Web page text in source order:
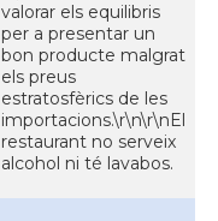
valorar els equilibris
per a presentar un
bon producte malgrat
els preus
estratosfèrics de les
importacions.\r\n\r\nEl
restaurant no serveix
alcohol ni té lavabos.